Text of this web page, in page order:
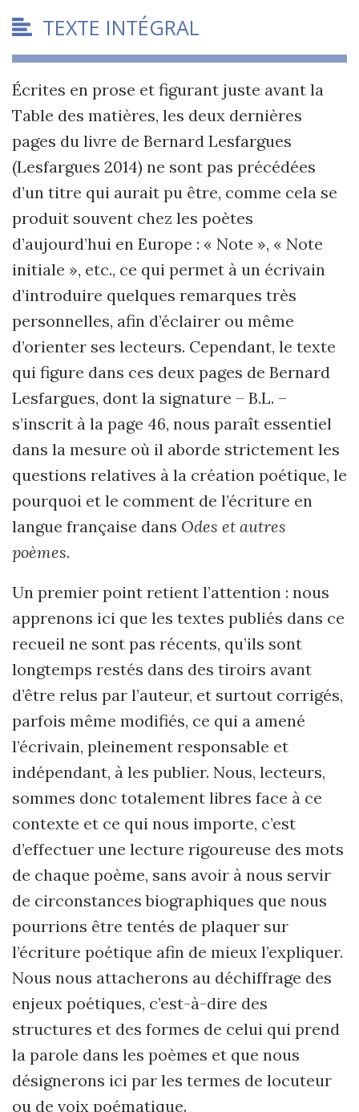
TEXTE INTÉGRAL
Écrites en prose et figurant juste avant la
Table des matières, les deux dernières
pages du livre de Bernard Lesfargues
(Lesfargues 2014) ne sont pas précédées
d’un titre qui aurait pu être, comme cela se
produit souvent chez les poètes
d’aujourd’hui en Europe : « Note », « Note
initiale », etc., ce qui permet à un écrivain
d’introduire quelques remarques très
personnelles, afin d’éclairer ou même
d’orienter ses lecteurs. Cependant, le texte
qui figure dans ces deux pages de Bernard
Lesfargues, dont la signature – B.L. –
s’inscrit à la page 46, nous paraît essentiel
dans la mesure où il aborde strictement les
questions relatives à la création poétique, le
pourquoi et le comment de l’écriture en
langue française dans Odes et autres
poèmes.
Un premier point retient l’attention : nous
apprenons ici que les textes publiés dans ce
recueil ne sont pas récents, qu’ils sont
longtemps restés dans des tiroirs avant
d’être relus par l’auteur, et surtout corrigés,
parfois même modifiés, ce qui a amené
l’écrivain, pleinement responsable et
indépendant, à les publier. Nous, lecteurs,
sommes donc totalement libres face à ce
contexte et ce qui nous importe, c’est
d’effectuer une lecture rigoureuse des mots
de chaque poème, sans avoir à nous servir
de circonstances biographiques que nous
pourrions être tentés de plaquer sur
l’écriture poétique afin de mieux l’expliquer.
Nous nous attacherons au déchiffrage des
enjeux poétiques, c’est-à-dire des
structures et des formes de celui qui prend
la parole dans les poèmes et que nous
désignerons ici par les termes de locuteur
ou de voix poématique.